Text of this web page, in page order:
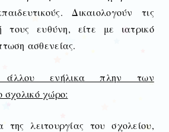
Δικαιολογούν τις
τους ευθύνη, είτε με ιατρικό
ασθενείας.
άλλου ενήλικα πλην των
σχολικό χώρο:
της λειτουργίας του σχολείου,